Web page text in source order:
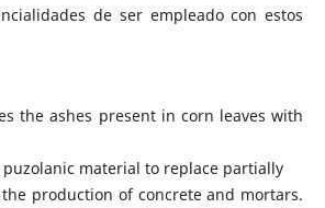
de ser empleado con estos
the ashes present in corn leaves with
material to replace partially
production of concrete and mortars.